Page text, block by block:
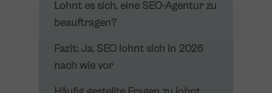
Lohnt es sich, eine SEO-Agentur zu
beauftragen?
Fazit: Ja, SEO lohnt sich in 2026
nach wie vor